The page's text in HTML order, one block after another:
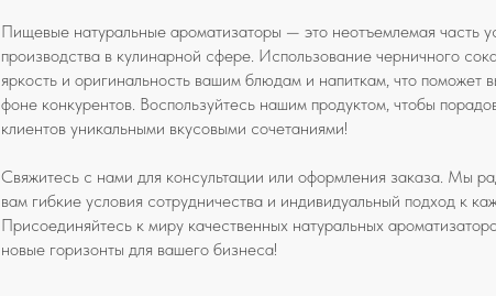
Пищевые натуральные ароматизаторы — это неотъемлемая часть
производства в кулинарной сфере. Использование черничного
яркость и оригинальность вашим блюдам и напиткам, что поможет
фоне конкурентов. Воспользуйтесь нашим продуктом, чтобы
клиентов уникальными вкусовыми сочетаниями!
Свяжитесь с нами для консультации или оформления заказа. Мы
вам гибкие условия сотрудничества и индивидуальный подход к
Присоединяйтесь к миру качественных натуральных
новые горизонты для вашего бизнеса!